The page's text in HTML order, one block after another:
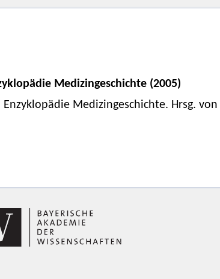
Medizingeschichte (2005)
Enzyklopädie Medizingeschichte. Hrsg. von